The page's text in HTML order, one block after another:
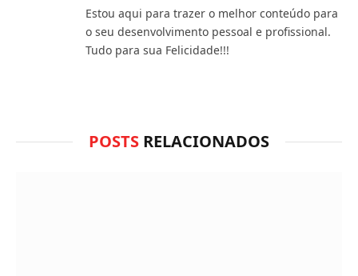
WhatsApp?
Estou aqui para trazer o melhor conteúdo para
o seu desenvolvimento pessoal e profissional.
Tudo para sua Felicidade!!!
POSTS RELACIONADOS